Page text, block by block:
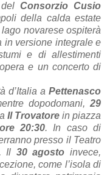
Consorzio Cusio
della calda estate
novarese ospiterà
in versione integrale e
e di allestimenti
e un concerto di
d’Italia a Pettenasco
dopodomani, 29
Il Trovatore in piazza
ore 20:30. In caso di
presso il Teatro
Il 30 agosto invece,
come l’isola di